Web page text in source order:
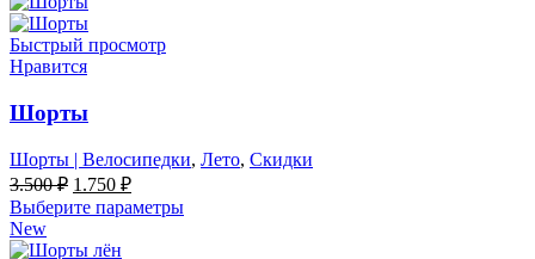
Быстрый просмотр
Нравится
Шорты
Шорты | Велосипедки, Лето, Скидки
3.500₽ Первоначальная
цена
составляла
3.500 ₽.
1.750 ₽Текущая
цена:
Выберите параметры
New